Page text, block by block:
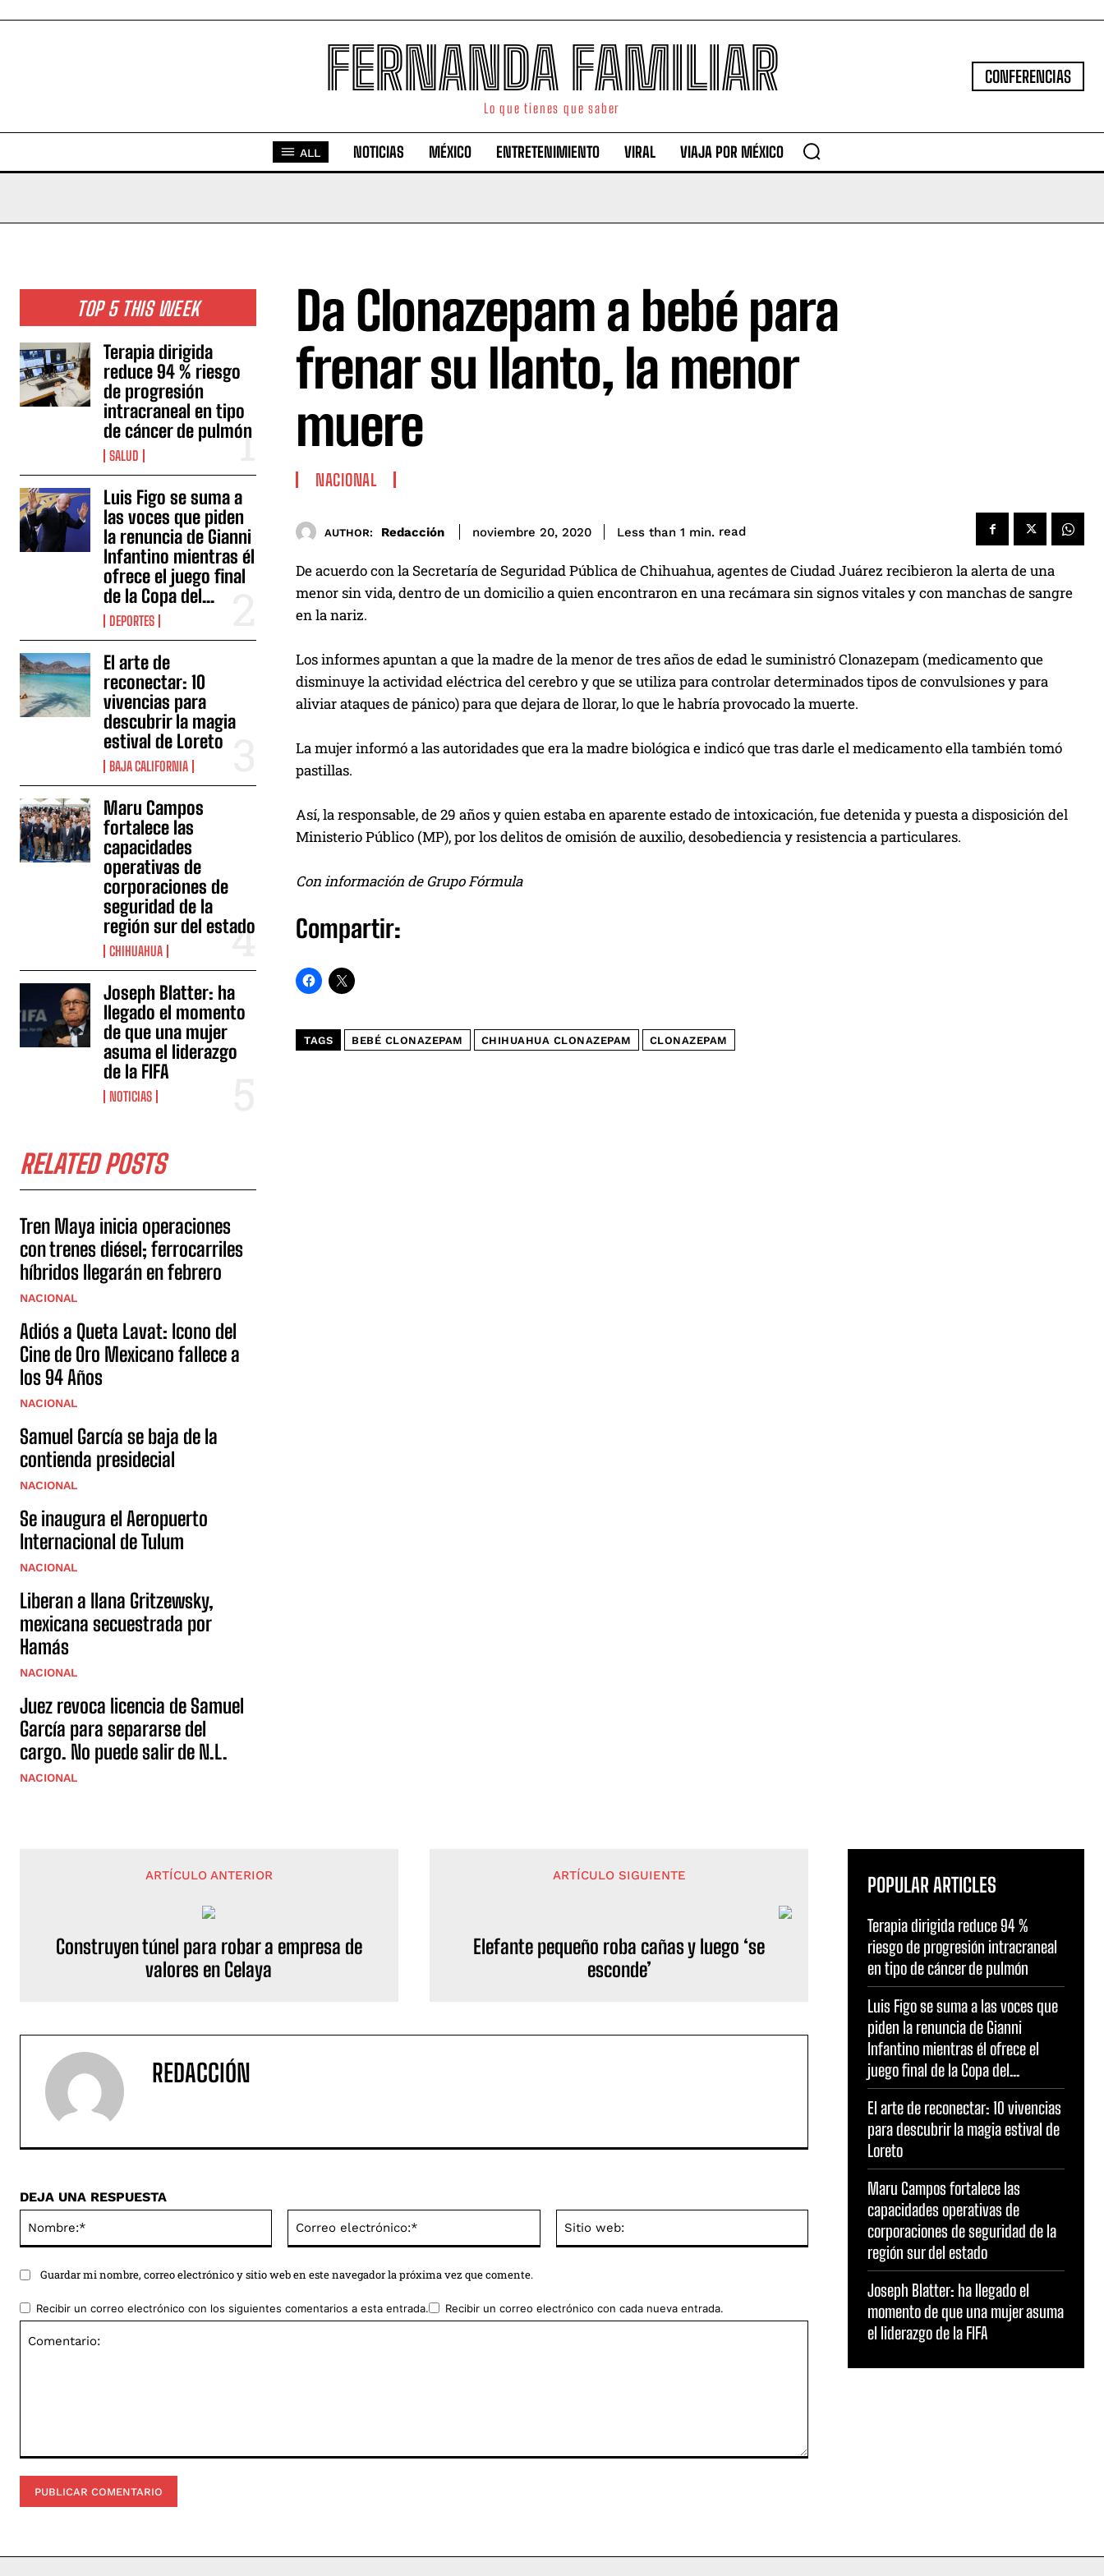
FERNANDA FAMILIAR
Lo que tienes que saber
CONFERENCIAS
ALL NOTICIAS MÉXICO ENTRETENIMIENTO VIRAL VIAJA POR MÉXICO
TOP 5 THIS WEEK
Terapia dirigida
reduce 94 % riesgo
de progresión
intracraneal en tipo
de cáncer de pulmón
SALUD
Luis Figo se suma a
las voces que piden
la renuncia de Gianni
Infantino mientras él
ofrece el juego final
de la Copa del...
DEPORTES
El arte de
reconectar: 10
vivencias para
descubrir la magia
estival de Loreto
BAJA CALIFORNIA
Maru Campos
fortalece las
capacidades
operativas de
corporaciones de
seguridad de la
región sur del estado
CHIHUAHUA
Joseph Blatter: ha
llegado el momento
de que una mujer
asuma el liderazgo
de la FIFA
NOTICIAS
RELATED POSTS
Tren Maya inicia operaciones
con trenes diésel; ferrocarriles
híbridos llegarán en febrero
NACIONAL
Adiós a Queta Lavat: Icono del
Cine de Oro Mexicano fallece a
los 94 Años
NACIONAL
Samuel García se baja de la
contienda presidecial
NACIONAL
Se inaugura el Aeropuerto
Internacional de Tulum
NACIONAL
Liberan a Ilana Gritzewsky,
mexicana secuestrada por
Hamás
NACIONAL
Juez revoca licencia de Samuel
García para separarse del
cargo. No puede salir de N.L.
NACIONAL
Da Clonazepam a bebé para
frenar su llanto, la menor
muere
NACIONAL
AUTHOR: Redacción noviembre 20, 2020 Less than 1 min. read
De acuerdo con la Secretaría de Seguridad Pública de Chihuahua, agentes de Ciudad Juárez recibieron la alerta de una
menor sin vida, dentro de un domicilio a quien encontraron en una recámara sin signos vitales y con manchas de sangre
en la nariz.
Los informes apuntan a que la madre de la menor de tres años de edad le suministró Clonazepam (medicamento que
disminuye la actividad eléctrica del cerebro y que se utiliza para controlar determinados tipos de convulsiones y para
aliviar ataques de pánico) para que dejara de llorar, lo que le habría provocado la muerte.
La mujer informó a las autoridades que era la madre biológica e indicó que tras darle el medicamento ella también tomó
pastillas.
Así, la responsable, de 29 años y quien estaba en aparente estado de intoxicación, fue deteniday puesta a disposición del
Ministerio Público (MP), por los delitos de omisión de auxilio, desobediencia y resistencia a particulares.
Con información de Grupo Fórmula
Compartir:
TAGS BEBÉ CLONAZEPAM CHIHUAHUA CLONAZEPAM CLONAZEPAM
ARTÍCULO ANTERIOR
Construyen túnel para robar a empresa de
valores en Celaya
ARTÍCULO SIGUIENTE
Elefante pequeño roba cañas y luego ‘se
esconde’
REDACCIÓN
DEJA UNA RESPUESTA
electrónico:*
Guardar mi nombre, correo electrónico y sitio web en este navegador la próxima vez que comente.
Recibir un correo electrónico con los siguientes comentarios a esta entrada. Recibir un correo electrónico con cada nueva entrada.
POPULAR ARTICLES
Terapia dirigida reduce 94 %
riesgo de progresión intracraneal
en tipo de cáncer de pulmón
Luis Figo se suma a las voces que
piden la renuncia de Gianni
Infantino mientras él ofrece el
juego final de la Copa del...
El arte de reconectar: 10 vivencias
para descubrir la magia estival de
Loreto
Maru Campos fortalece las
capacidades operativas de
corporaciones de seguridad de la
región sur del estado
Joseph Blatter: ha llegado el
momento de que una mujer asuma
el liderazgo de la FIFA